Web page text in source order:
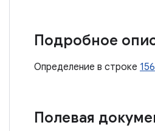
Подробное
Определение в строке 156
Полевая